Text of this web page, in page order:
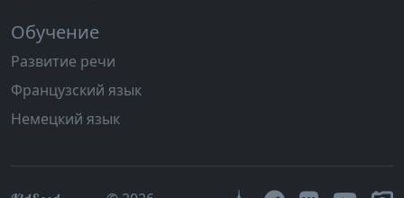
Обучение
Развитие речи
Французский язык
Немецкий язык